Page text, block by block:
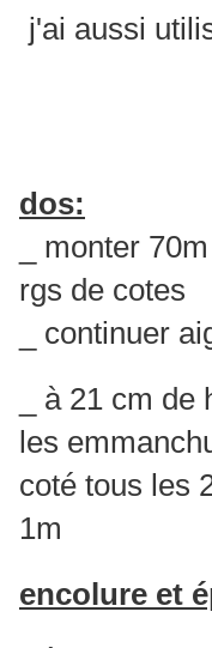
j'ai aussi
dos:
_ monter
rgs de
_ continuer
_ à 21 cm
les
coté tous les
1m
encolure et